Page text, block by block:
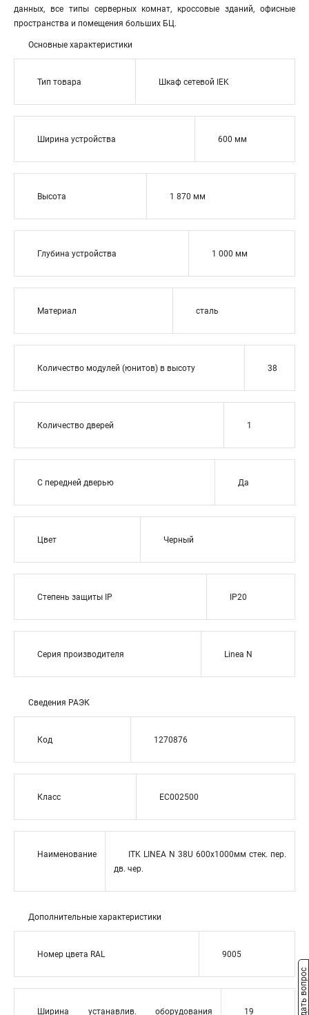
данных, все типы серверных комнат, кроссовые зданий, офисные
пространства и помещения больших БЦ.
Основные характеристики
Тип товара Шкаф сетевой IEK
Ширина устройства 600 мм
Высота 1 870 мм
Глубина устройства 1 000 мм
Материал сталь
Количество модулей (юнитов) в высоту 38
Количество дверей 1
С передней дверью Да
Цвет Черный
Степень защиты IP IP20
Серия производителя Linea N
Сведения РАЭК
Код 1270876
Класс EC002500
Наименование
ITK LINEA N 38U 600х1000мм стек. пер.
дв. чер.
Дополнительные характеристики
Номер цвета RAL 9005
Ширина устанавлив. оборудования 19 Задать вопрос